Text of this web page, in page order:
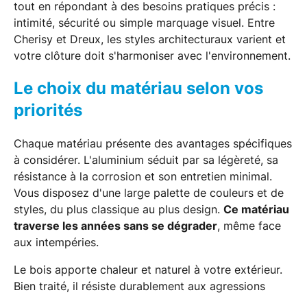
tout en répondant à des besoins pratiques précis :
intimité, sécurité ou simple marquage visuel. Entre
Cherisy et Dreux, les styles architecturaux varient et
votre clôture doit s'harmoniser avec l'environnement.
Le choix du matériau selon vos
priorités
Chaque matériau présente des avantages spécifiques
à considérer. L'aluminium séduit par sa légèreté, sa
résistance à la corrosion et son entretien minimal.
Vous disposez d'une large palette de couleurs et de
styles, du plus classique au plus design. Ce matériau
traverse les années sans se dégrader, même face
aux intempéries.
Le bois apporte chaleur et naturel à votre extérieur.
Bien traité, il résiste durablement aux agressions